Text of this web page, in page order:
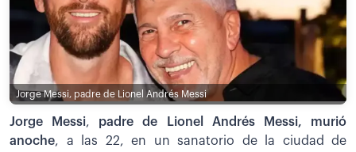
Jorge Messi, padre de Lionel Andrés Messi
Jorge Messi, padre de Lionel Andrés Messi, murió
anoche, a las 22, en un sanatorio de la ciudad de